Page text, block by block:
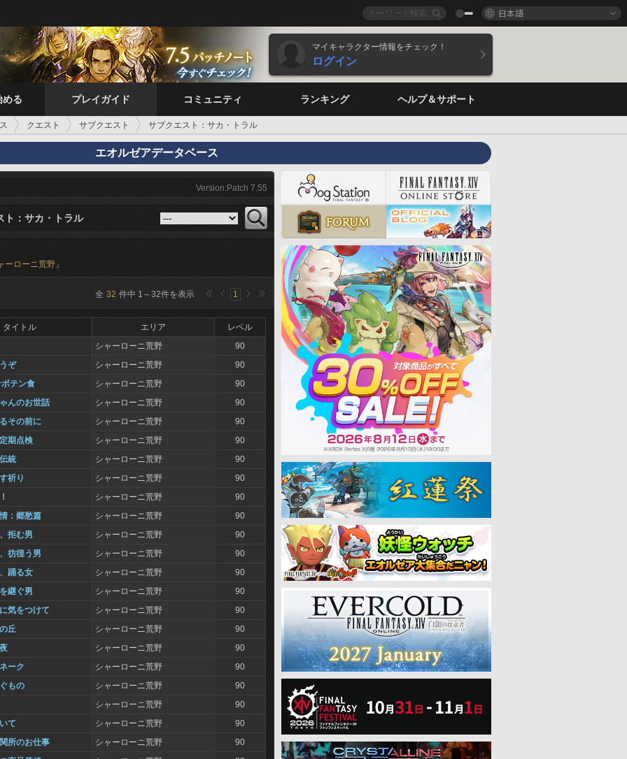
日本語
マイキャラクター情報をチェック！
ログイン
める プレイガイド コミュニティ ランキング ヘルプ＆サポート
クエスト サブクエスト サブクエスト：サカ・トラル
エオルゼアデータベース
Version:Patch 7.55
ト：サカ・トラル
ーローニ荒野 」
全 32 件中 1 ～32件を表示 1
タイトル エリア
レベル
シャーローニ荒野
90
ぞ
シャーローニ荒野
90
テン食
シャーローニ荒野
90
んのお世話
シャーローニ荒野
90
その前に
シャーローニ荒野
90
期点検
シャーローニ荒野
90
統
シャーローニ荒野
90
祈り
シャーローニ荒野
90
シャーローニ荒野
90
：郷愁篇
シャーローニ荒野
90
拒む男
シャーローニ荒野
90
彷徨う男
シャーローニ荒野
90
踊る女
シャーローニ荒野
90
継ぐ男
シャーローニ荒野
90
気をつけて
シャーローニ荒野
90
丘
シャーローニ荒野
90
シャーローニ荒野
90
ーク
シャーローニ荒野
90
もの
シャーローニ荒野
90
シャーローニ荒野
90
て
シャーローニ荒野
90
所のお仕事
シャーローニ荒野
90